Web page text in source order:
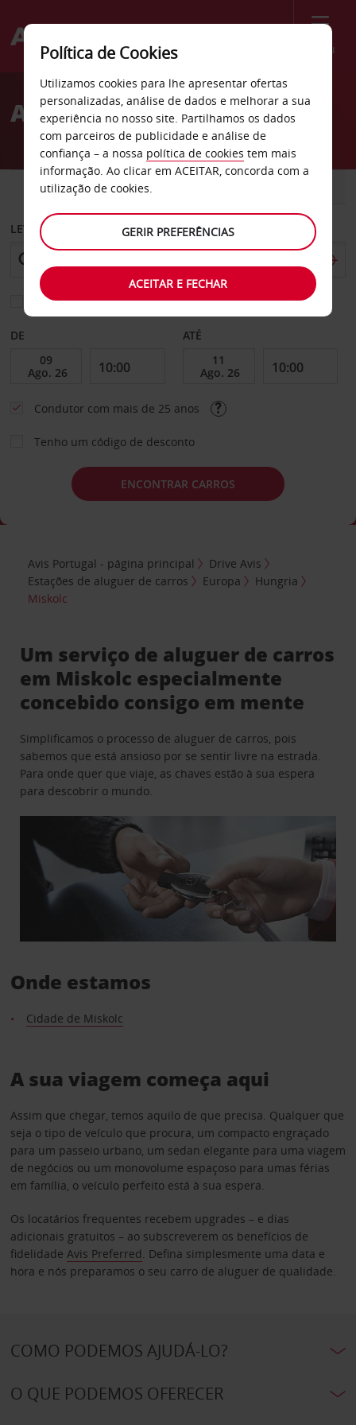
Menu
Welcome
AvisAluguer de carros Miskolc
CARRO
LEVANTAR EM
Escolher uma estação de devolução diferente
DE ATÉ
Condutor com mais de 25 anos
Tenho um código de desconto
ENCONTRAR CARROS
Avis Portugal - página principal
Drive Avis
Estações de aluguer de carros
Europa
Hungria
Miskolc
Um serviço de aluguer de carros
em Miskolc especialmente
concebido consigo em mente
Simplificamos o processo de aluguer de carros, pois
sabemos que está ansioso por se sentir livre na estrada.
Para onde quer que viaje, as chaves estão à sua espera
para descobrir o mundo.
Onde estamos
Cidade de Miskolc
A sua viagem começa aqui
Assim que chegar, temos aquilo de que precisa. Qualquer que
seja o tipo de veículo que procura, um compacto engraçado
para um passeio urbano, um sedan elegante para uma viagem
de negócios ou um monovolume espaçoso para umas férias
em família, o veículo perfeito está à sua espera.
Os locatários frequentes recebem upgrades – e dias
adicionais gratuitos – ao subscreverem os benefícios de
fidelidade Avis Preferred. Defina simplesmente uma data e
hora e nós preparamos o seu carro de aluguer de qualidade.
COMO PODEMOS AJUDÁ-LO?
O QUE PODEMOS OFERECER
Política de Cookies
Utilizamos cookies para lhe apresentar ofertas
personalizadas, análise de dados e melhorar a sua
experiência no nosso site. Partilhamos os dados
com parceiros de publicidade e análise de
confiança – a nossa política de cookies tem mais
informação. Ao clicar em ACEITAR, concorda com a
utilização de cookies.
GERIR PREFERÊNCIAS
ACEITAR E FECHAR